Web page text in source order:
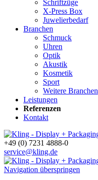
Schriftzüge
X-Press Box
Juwelierbedarf
Branchen
Schmuck
Uhren
Optik
Akustik
Kosmetik
Sport
Weitere Branchen
Leistungen
Referenzen
Kontakt
+49 (0) 7231 4888-0
service@kling.de
Navigation überspringen